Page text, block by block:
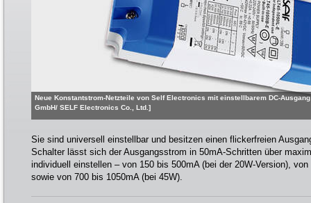
Neue Konstantstrom-Netzteile von Self Electronics mit einstellbarem DC-
GmbH/ SELF Electronics Co., Ltd.]
Sie sind universell einstellbar und besitzen einen flickerfreien
Schalter lässt sich der Ausgangsstrom in 50mA-Schritten über
individuell einstellen – von 150 bis 500mA (bei der 20W-Version),
sowie von 700 bis 1050mA (bei 45W).